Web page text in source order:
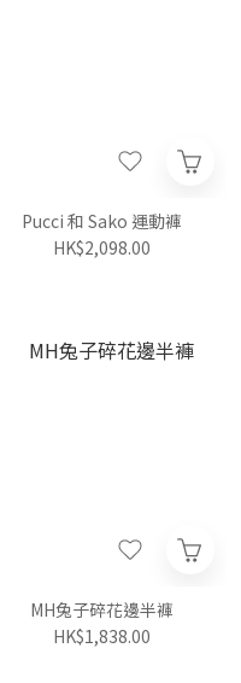
Pucci 和 Sako 運動褲
HK$2,098.00
MH兔子碎花邊半褲
HK$1,838.00